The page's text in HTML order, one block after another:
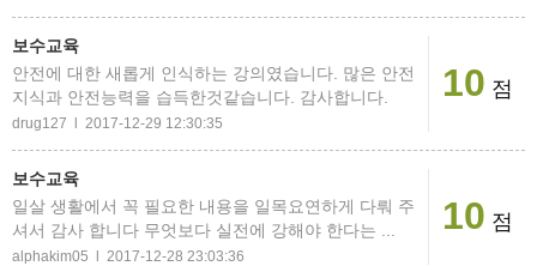
보수교육
안전에 대한 새롭게 인식하는 강의였습니다. 많은 안전
지식과 안전능력을 습득한것같습니다. 감사합니다.
drug127 l 2017-12-29 12:30:35
10 점
보수교육
일살 생활에서 꼭 필요한 내용을 일목요연하게 다뤄 주
셔서 감사 합니다 무엇보다 실전에 강해야 한다는 ...
alphakim05 l 2017-12-28 23:03:36
10 점